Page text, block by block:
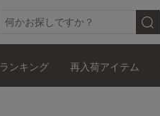
ランキング 再入荷アイテム